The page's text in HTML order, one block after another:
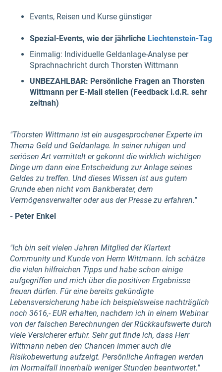
Events, Reisen und Kurse günstiger
Spezial-Events, wie der jährliche Liechtenstein-Tag
Einmalig: Individuelle Geldanlage-Analyse per
Sprachnachricht durch Thorsten Wittmann
UNBEZAHLBAR: Persönliche Fragen an Thorsten
Wittmann per E-Mail stellen (Feedback i.d.R. sehr
zeitnah)
"Thorsten Wittmann ist ein ausgesprochener Experte im
Thema Geld und Geldanlage. In seiner ruhigen und
seriösen Art vermittelt er gekonnt die wirklich wichtigen
Dinge um dann eine Entscheidung zur Anlage seines
Geldes zu treffen. Und dieses Wissen ist aus gutem
Grunde eben nicht vom Bankberater, dem
Vermögensverwalter oder aus der Presse zu erfahren."
- Peter Enkel
"Ich bin seit vielen Jahren Mitglied der Klartext
Community und Kunde von Herrn Wittmann. Ich schätze
die vielen hilfreichen Tipps und habe schon einige
aufgegriffen und mich über die positiven Ergebnisse
freuen dürfen. Für eine bereits gekündigte
Lebensversicherung habe ich beispielsweise nachträglich
noch 3616,- EUR erhalten, nachdem ich in einem Webinar
von der falschen Berechnungen der Rückkaufswerte durch
viele Versicherer erfuhr. Sehr gut finde ich, dass Herr
Wittmann neben den Chancen immer auch die
Risikobewertung aufzeigt. Persönliche Anfragen werden
im Normalfall innerhalb weniger Stunden beantwortet."